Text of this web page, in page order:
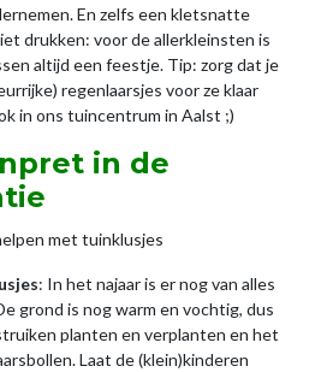
En zelfs een kletsnatte
drukken: voor de allerkleinsten is
altijd een feestje. Tip: zorg dat je
regenlaarsjes voor ze klaar
in ons tuincentrum in Aalst ;)
in de
: In het najaar is er nog van alles
grond is nog warm en vochtig, dus
planten en verplanten en het
Laat de (klein)kinderen